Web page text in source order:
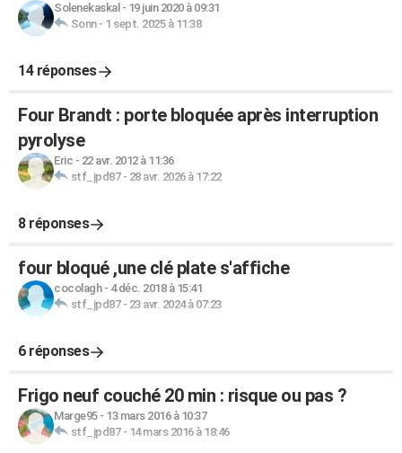
Solenekaskal - 19 juin 2020 à 09:31
Sonn- 1 sept. 2025 à 11:38
14 réponses
Four Brandt : porte bloquée après interruption
pyrolyse
Eric - 22 avr. 2012 à 11:36
stf_jpd87- 28 avr. 2026 à 17:22
8 réponses
four bloqué ,une clé plate s'affiche
cocolagh- 4 déc. 2018 à 15:41
stf_jpd87- 23 avr. 2024 à 07:23
6 réponses
Frigo neuf couché 20 min : risque ou pas ?
Marge95- 13 mars 2016 à 10:37
stf_jpd87- 14 mars 2016 à 18:46